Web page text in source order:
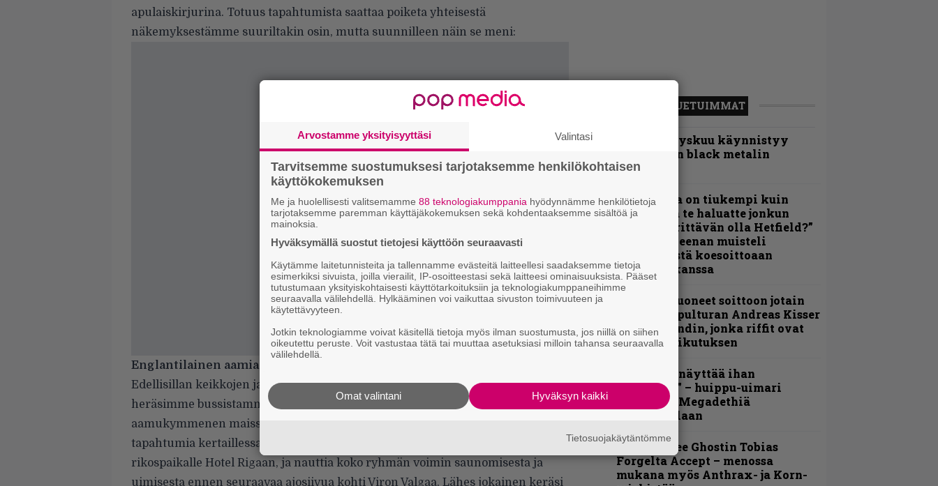
apulaiskirjurina. Totuus tapahtumista saattaa poiketa yhteisestä
näkemyksestämme suuriltakin osin, mutta suunnilleen näin se meni:
Englantilainen aamiainen Baltian Pariisissa
Edellisillan keikkojen ja Riikan valloittavan olemuksen puuduttamina
heräsimme bussistamme kaupungin halkaisevan Väinäjoen rannalta
aamukymmenen maissa. Joukollamme oli hyvä vire päällä, ja edellisillan
tapahtumia kertaillessamme tajusimme, kuinka hienoa olisikaan palata
rikospaikalle Hotel Rigaan, ja nauttia koko ryhmän voimin saunomisesta ja
uimisesta ennen seuraavaa ajosiivua kohti Viron Valgaa. Lähes jokainen keräsi
LUETUIMMAT
Espoon syyskuu käynnistyy
kotimaisen black metalin
merkeissä
”Metallica on tiukempi kuin
koskaan ja te haluatte jonkun
nulikan yrittävän olla Hetfield?”
– Pepper Keenan muisteli
ensimmäistä koesoittoaan
hevijätin kanssa
”He ovat tuoneet soittoon jotain
uutta” – Sepulturan Andreas Kisser
nimeää bändin, jonka riffit ovat
tehneet vaikutuksen
”Mitalini näyttää ihan
plektralta” – huippu-uimari
jamittelee Megadethiä
palkinnollaan
Näin lähtee Ghostin Tobias
Forgelta Accept – menossa
mukana myös Anthrax- ja Korn-
Arvostamme yksityisyyttäsi Valintasi
Tarvitsemme suostumuksesi tarjotaksemme henkilökohtaisen
käyttökokemuksen
Me ja huolellisesti valitsemamme 88 teknologiakumppania hyödynnämme henkilötietoja
tarjotaksemme paremman käyttäjäkokemuksen sekä kohdentaaksemme sisältöä ja
mainoksia.
Hyväksymällä suostut tietojesi käyttöön seuraavasti
Käytämme laitetunnisteita ja tallennamme evästeitä laitteellesi saadaksemme tietoja
esimerkiksi sivuista, joilla vierailit, IP-osoitteestasi sekä laitteesi ominaisuuksista. Pääset
tutustumaan yksityiskohtaisesti käyttötarkoituksiin ja teknologiakumppaneihimme
seuraavalla välilehdellä. Hylkääminen voi vaikuttaa sivuston toimivuuteen ja
käytettävyyteen.
Jotkin teknologiamme voivat käsitellä tietoja myös ilman suostumusta, jos niillä on siihen
oikeutettu peruste. Voit vastustaa tätä tai muuttaa asetuksiasi milloin tahansa seuraavalla
välilehdellä.
Hyväksyn kaikki
Omat valintani
Tietosuojakäytäntömme